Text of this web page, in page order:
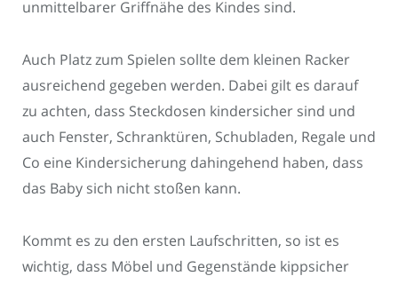
unmittelbarer Griffnähe des Kindes sind.
Auch Platz zum Spielen sollte dem kleinen Racker
ausreichend gegeben werden. Dabei gilt es darauf
zu achten, dass Steckdosen kindersicher sind und
auch Fenster, Schranktüren, Schubladen, Regale und
Co eine Kindersicherung dahingehend haben, dass
das Baby sich nicht stoßen kann.
Kommt es zu den ersten Laufschritten, so ist es
wichtig, dass Möbel und Gegenstände kippsicher